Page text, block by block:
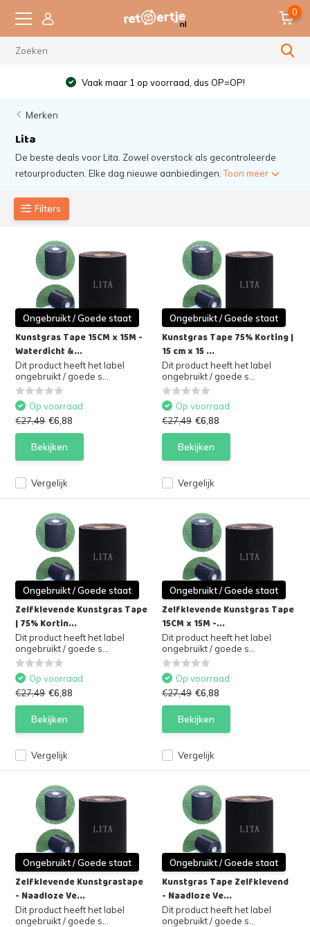
0
Vaak maar 1 op voorraad, dus OP=OP!
Merken
Lita
De beste deals voor Lita. Zowel overstock als gecontroleerde
retourproducten. Elke dag nieuwe aanbiedingen.Toon meer
Filters
Ongebruikt / Goede staat
Kunstgras Tape 15CM x 15M -
Waterdicht &...
Dit product heeft het label
ongebruikt / goede s...
Vergelijk
Op voorraad
€27,49 €6,88
Bekijken
Ongebruikt / Goede staat
Kunstgras Tape 75% Korting |
15 cm x 15 ...
Dit product heeft het label
ongebruikt / goede s...
Vergelijk
Op voorraad
€27,49 €6,88
Bekijken
Ongebruikt / Goede staat
Zelfklevende Kunstgras Tape
| 75% Kortin...
Dit product heeft het label
ongebruikt / goede s...
Vergelijk
Op voorraad
€27,49 €6,88
Bekijken
Ongebruikt / Goede staat
Zelfklevende Kunstgras Tape
15CM x 15M -...
Dit product heeft het label
ongebruikt / goede s...
Vergelijk
Op voorraad
€27,49 €6,88
Bekijken
Ongebruikt / Goede staat
Zelfklevende Kunstgrastape
- Naadloze Ve...
Dit product heeft het label
ongebruikt / goede s...
Ongebruikt / Goede staat
Kunstgras Tape Zelfklevend
- Naadloze Ve...
Dit product heeft het label
ongebruikt / goede s...